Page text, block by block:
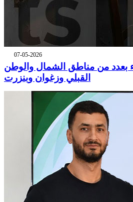
07-05-2026
بعدد من مناطق الشمال والوطن
القبلي وزغوان وبنزرت